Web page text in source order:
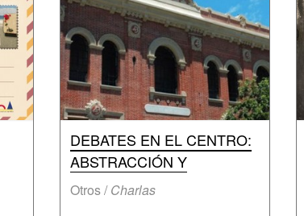
DEBATES EN EL CENTRO:
ABSTRACCIÓN Y
Otros /Charlas